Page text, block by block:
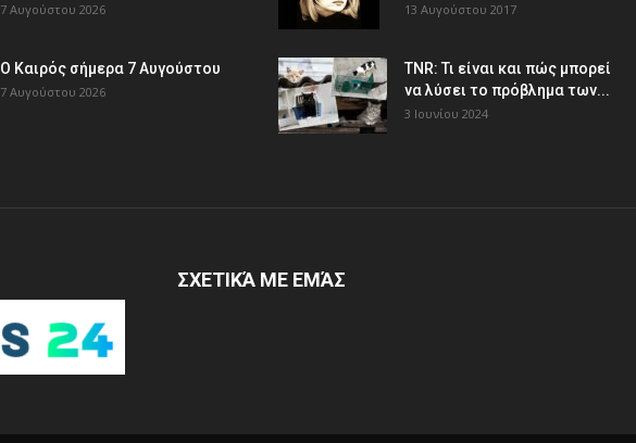
7 Αυγούστου 2026
Ο Καιρός σήμερα 7 Αυγούστου
7 Αυγούστου 2026
13 Αυγούστου 2017
TNR: Τι είναι και πώς μπορεί
να λύσει το πρόβλημα των...
3 Ιουνίου 2024
ΣΧΕΤΙΚΆ ΜΕ ΕΜΆΣ